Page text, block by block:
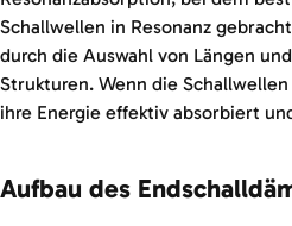
Schallwellen in Resonanz
durch die Auswahl von Längen
Strukturen. Wenn die
ihre Energie effektiv absorbiert
Aufbau des